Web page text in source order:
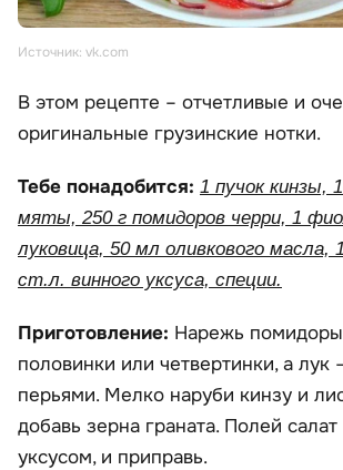
Источник: vk.com
В этом рецепте – отчетливые и
оригинальные грузинские нотки.
Тебе понадобится: 1 пучок кинзы,
мяты, 250 г помидоров черри, 1
луковица, 50 мл оливкового масла,
ст.л. винного уксуса, специи.
Приготовление: Нарежь
половинки или четвертинки, а лук
перьями. Мелко наруби кинзу и
добавь зерна граната. Полей
уксусом, и приправь.